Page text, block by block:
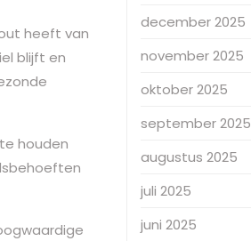
heeft van
blijft en
houden
december 2025
november 2025
oktober 2025
september 2025
augustus 2025
juli 2025
juni 2025